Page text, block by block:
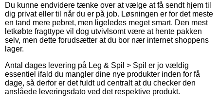
Du kunne endvidere tænke over at vælge at få sendt hjem til
dig privat eller til når du er på job. Løsningen er for det meste
en tand mere pebret, men ligeledes meget smart. Den mest
letkøbte fragttype vil dog utvivlsomt være at hente pakken
selv, men dette forudsætter at du bor nær internet shoppens
lager.
Antal dages levering på Leg & Spil > Spil er jo vældig
essentiel ifald du mangler dine nye produkter inden for få
dage, så derfor er det fuldt ud centralt at du checker den
anslåede leveringsdato ved det respektive produkt.